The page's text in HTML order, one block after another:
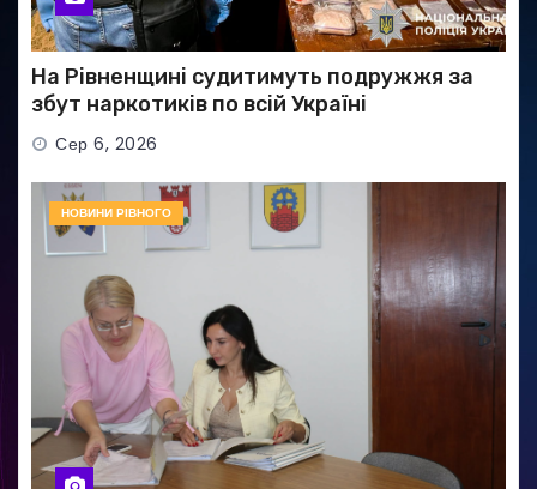
На Рівненщині судитимуть подружжя за
збут наркотиків по всій Україні
Сер 6, 2026
НОВИНИ РІВНОГО